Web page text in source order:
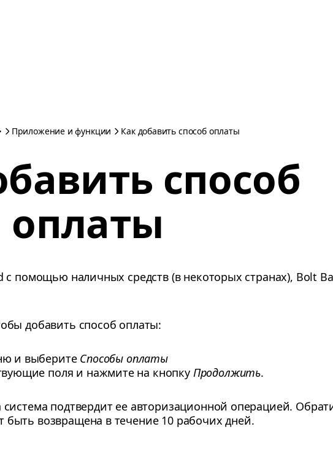
Приложение и функции Как добавить способ оплаты
способ
оплаты
помощью наличных средств (в некоторых странах), Bolt
добавить способ оплаты:
и выберите Способы оплаты
поля и нажмите на кнопку Продолжить.
подтвердит ее авторизационной операцией.
возвращена в течение 10 рабочих дней.